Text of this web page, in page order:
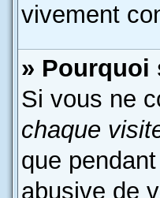
vivement
» Pourquoi
Si vous ne
chaque
que
abusive de